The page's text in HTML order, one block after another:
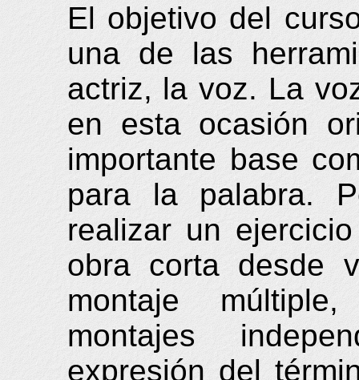
El objetivo del
una de las
actriz, la voz. La
en esta ocasión
importante base
para la palabra.
realizar un
obra corta desde
montaje
montajes
expresión del